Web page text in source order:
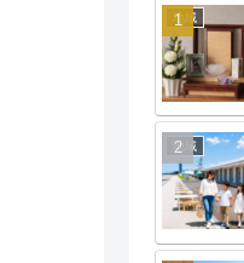
地域
地域